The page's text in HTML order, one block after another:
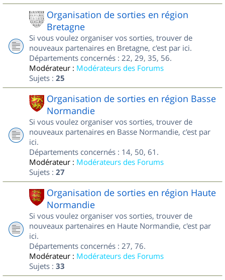
Organisation de sorties en région
Bretagne
Si vous voulez organiser vos sorties, trouver de
nouveaux partenaires en Bretagne, c'est par ici.
Départements concernés : 22, 29, 35, 56.
Modérateur : Modérateurs des Forums
Sujets : 25
Organisation de sorties en région Basse
Normandie
Si vous voulez organiser vos sorties, trouver de
nouveaux partenaires en Basse Normandie, c'est par
ici.
Départements concernés : 14, 50, 61.
Modérateur : Modérateurs des Forums
Sujets : 27
Organisation de sorties en région Haute
Normandie
Si vous voulez organiser vos sorties, trouver de
nouveaux partenaires en Haute Normandie, c'est par
ici.
Départements concernés : 27, 76.
Modérateur : Modérateurs des Forums
Sujets : 33